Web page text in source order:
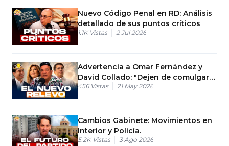
Nuevo Código Penal en RD: Análisis
detallado de sus puntos críticos
1.1K Vistas 2 Jul 2026
Advertencia a Omar Fernández y
David Collado: "Dejen de comulgar
con bandidos"
456 Vistas 21 May 2026
Cambios Gabinete: Movimientos en
Interior y Policía.
5.2K Vistas 3 Ago 2026